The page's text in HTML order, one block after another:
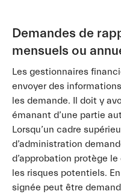
Demandes de
mensuels ou
Les gestionnaires
envoyer des
les demande. Il doit y
émanant d’une partie
Lorsqu’un cadre
d’administration
d’approbation protège
les risques potentiels.
signée peut être